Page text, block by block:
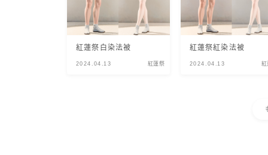
紅蓮祭白染法被
2024.04.13 紅蓮祭
紅蓮祭紅染法被
2024.04.13 紅